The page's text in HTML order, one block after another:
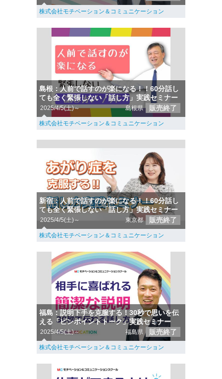
株式会社モチベーション＆コミュニケーション
島根：人前で話すのが楽になる！！60分話し
ても全く緊張しない「話し方」実践セミナー
2025/4/5(土)～ 島根県 販売終了
株式会社モチベーション＆コミュニケーション
新宿：人前で話すのが楽になる！！60分話し
ても全く緊張しない「話し方」実践セミナー
2025/4/5(土)～ 東京都 販売終了
株式会社モチベーション＆コミュニケーション
福島：説明下手を克服する！30秒で思いを伝
える「ピンポイントトーク」実践セミナー
2025/4/5(土)～ 福島県 販売終了
株式会社モチベーション＆コミュニケーション